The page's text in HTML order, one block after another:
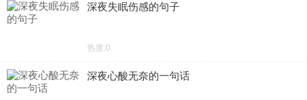
深夜失眠伤感的句子
热度:0
深夜心酸无奈的一句话